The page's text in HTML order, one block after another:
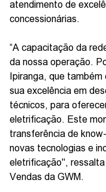
atendimento de
concessionárias.
“A capacitação da
da nossa operação.
Ipiranga, que
sua excelência em
técnicos, para
eletrificação. Este
transferência de
novas tecnologias e
eletrificação",
Vendas da GWM.